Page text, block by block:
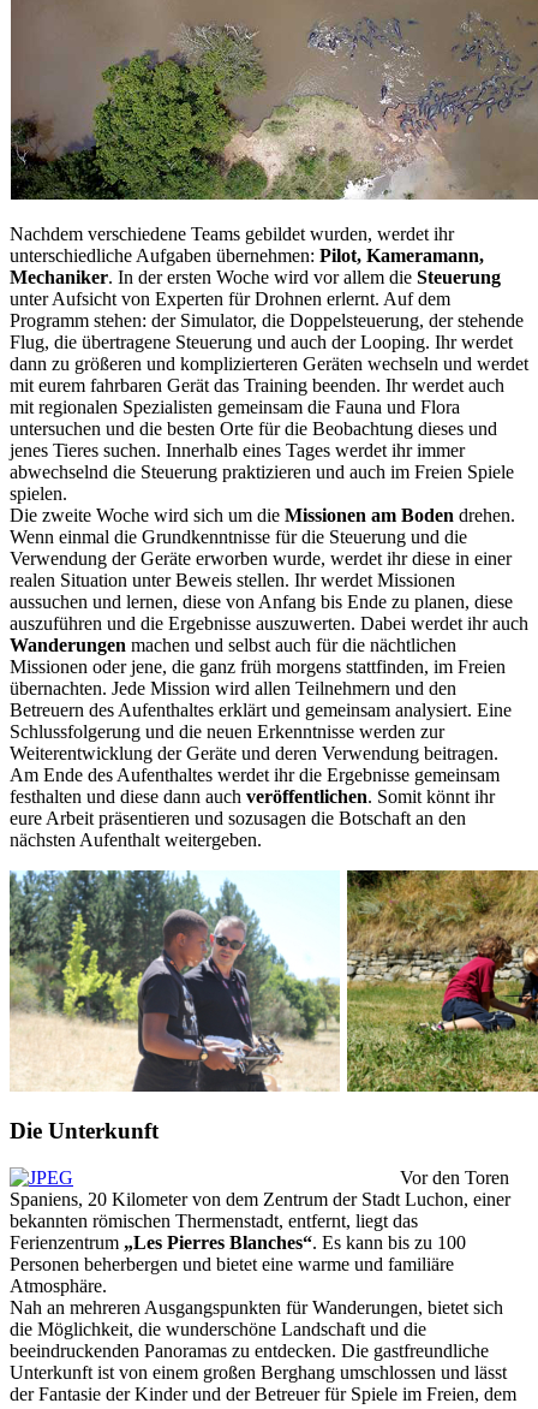
Nachdem verschiedene Teams gebildet wurden, werdet ihr
unterschiedliche Aufgaben übernehmen: Pilot, Kameramann,
Mechaniker. In der ersten Woche wird vor allem die Steuerung
unter Aufsicht von Experten für Drohnen erlernt. Auf dem
Programm stehen: der Simulator, die Doppelsteuerung, der stehende
Flug, die übertragene Steuerung und auch der Looping. Ihr werdet
dann zu größeren und komplizierteren Geräten wechseln und werdet
mit eurem fahrbaren Gerät das Training beenden. Ihr werdet auch
mit regionalen Spezialisten gemeinsam die Fauna und Flora
untersuchen und die besten Orte für die Beobachtung dieses und
jenes Tieres suchen. Innerhalb eines Tages werdet ihr immer
abwechselnd die Steuerung praktizieren und auch im Freien Spiele
spielen.
Die zweite Woche wird sich um die Missionen am Boden drehen.
Wenn einmal die Grundkenntnisse für die Steuerung und die
Verwendung der Geräte erworben wurde, werdet ihr diese in einer
realen Situation unter Beweis stellen. Ihr werdet Missionen
aussuchen und lernen, diese von Anfang bis Ende zu planen, diese
auszuführen und die Ergebnisse auszuwerten. Dabei werdet ihr auch
Wanderungen machen und selbst auch für die nächtlichen
Missionen oder jene, die ganz früh morgens stattfinden, im Freien
übernachten. Jede Mission wird allen Teilnehmern und den
Betreuern des Aufenthaltes erklärt und gemeinsam analysiert. Eine
Schlussfolgerung und die neuen Erkenntnisse werden zur
Weiterentwicklung der Geräte und deren Verwendung beitragen.
Am Ende des Aufenthaltes werdet ihr die Ergebnisse gemeinsam
festhalten und diese dann auch veröffentlichen. Somit könnt ihr
eure Arbeit präsentieren und sozusagen die Botschaft an den
nächsten Aufenthalt weitergeben.
Die Unterkunft
Vor den Toren
Spaniens, 20 Kilometer von dem Zentrum der Stadt Luchon, einer
bekannten römischen Thermenstadt, entfernt, liegt das
Ferienzentrum „Les Pierres Blanches“. Es kann bis zu 100
Personen beherbergen und bietet eine warme und familiäre
Atmosphäre.
Nah an mehreren Ausgangspunkten für Wanderungen, bietet sich
die Möglichkeit, die wunderschöne Landschaft und die
beeindruckenden Panoramas zu entdecken. Die gastfreundliche
Unterkunft ist von einem großen Berghang umschlossen und lässt
der Fantasie der Kinder und der Betreuer für Spiele im Freien, dem